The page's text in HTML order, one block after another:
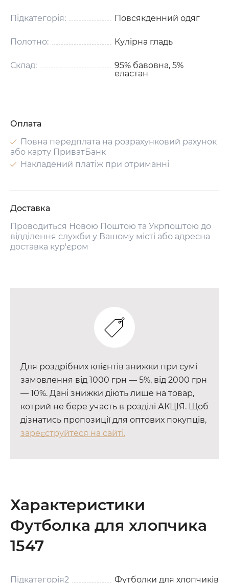
Підкатегорія: Повсякденний одяг
Полотно: Кулірна гладь
Склад:
95% бавовна, 5%
еластан
Оплата
Повна передплата на розрахунковий рахунок
або карту ПриватБанк
Накладений платіж при отриманні
Доставка
Проводиться Новою Поштою та Укрпоштою до
відділення служби у Вашому місті або адресна
доставка кур'єром
Для роздрібних клієнтів знижки при сумі
замовлення від 1000 грн — 5%, від 2000 грн
— 10%. Дані знижки діють лише на товар,
котрий не бере участь в розділі АКЦІЯ. Щоб
дізнатись пропозиції для оптових покупців,
зареєструйтеся на сайті.
Характеристики
Футболка для хлопчика
1547
Підкатегорія2 Футболки для хлопчиків